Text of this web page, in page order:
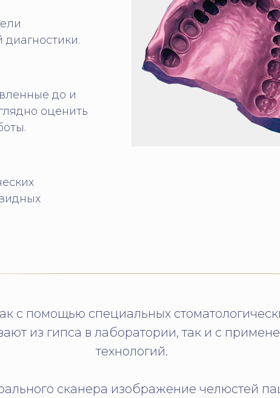
до и
оценить
с помощью специальных
из гипса в лаборатории, так и с
технологий.
сканера изображение челюстей